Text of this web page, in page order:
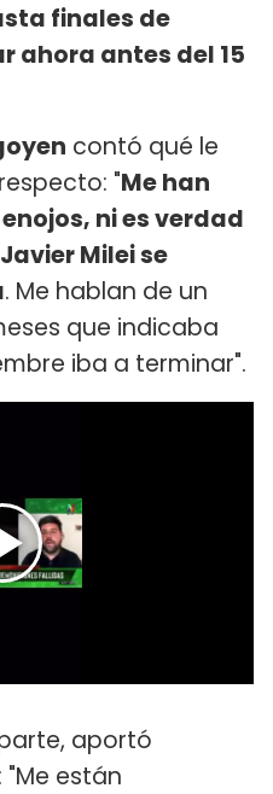
finales de
ahora antes del 15
contó qué le
"Me han
ni es verdad
Milei se
. Me hablan de un
que indicaba
iba a terminar".
aportó
están